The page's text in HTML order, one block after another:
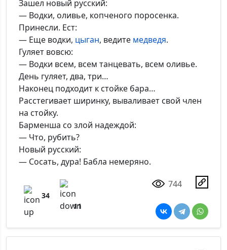
Зашел новый русский:
— Водки, оливье, копченого поросенка.
Принесли. Ест:
— Еще водки, цыган, ведите медведя.
Гуляет вовсю:
— Водки всем, всем танцевать, всем оливье.
День гуляет, два, три…
Наконец подходит к стойке бара…
Расстегивает ширинку, вываливает свой член
на стойку.
Барменша со злой надеждой:
— Что, рубить?
Новый русский:
— Сосать, дура! Бабла немеряно.
34
11
744